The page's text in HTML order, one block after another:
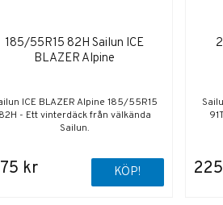
185/55R15 82H Sailun ICE
BLAZER Alpine
ICE BLAZER Alpine 185/55R15
82H - Ett vinterdäck från välkända
Sailun.
kr KÖP!